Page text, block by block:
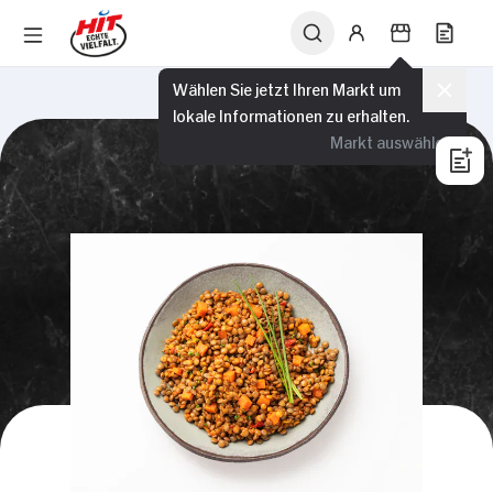
Wählen Sie jetzt Ihren Markt um
lokale Informationen zu erhalten.
Markt auswählen